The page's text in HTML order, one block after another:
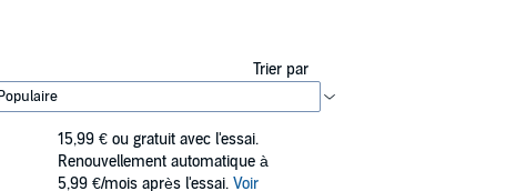
Trier par
15,99 € ou gratuit avec l'essai.
Renouvellement automatique à
5,99 €/mois après l'essai. Voir